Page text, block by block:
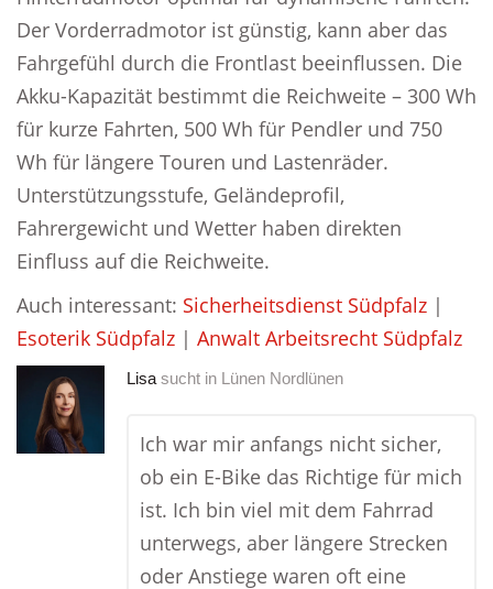
Der Vorderradmotor ist günstig, kann aber das
Fahrgefühl durch die Frontlast beeinflussen. Die
Akku-Kapazität bestimmt die Reichweite – 300 Wh
für kurze Fahrten, 500 Wh für Pendler und 750
Wh für längere Touren und Lastenräder.
Unterstützungsstufe, Geländeprofil,
Fahrergewicht und Wetter haben direkten
Einfluss auf die Reichweite.
Auch interessant: Sicherheitsdienst Südpfalz |
Esoterik Südpfalz | Anwalt Arbeitsrecht Südpfalz
Lisa sucht in Lünen Nordlünen
Ich war mir anfangs nicht sicher,
ob ein E-Bike das Richtige für mich
ist. Ich bin viel mit dem Fahrrad
unterwegs, aber längere Strecken
oder Anstiege waren oft eine